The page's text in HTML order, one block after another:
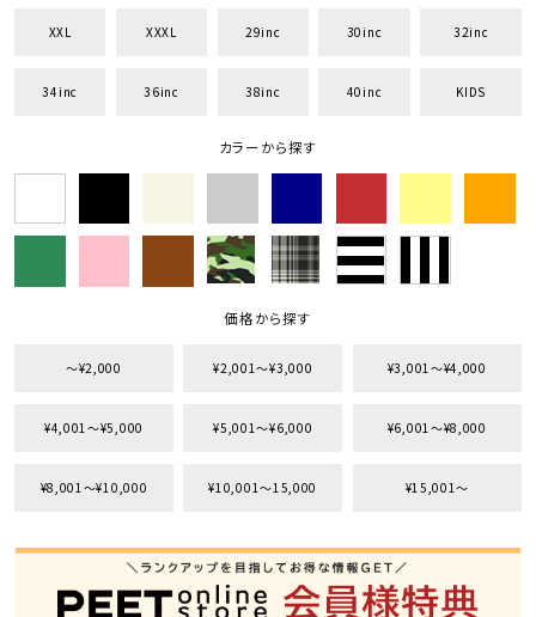
XXL XXXL 29inc 30inc 32inc
34inc 36inc 38inc 40inc KIDS
カラーから探す
価格から探す
〜¥2,000 ¥2,001〜¥3,000 ¥3,001〜¥4,000
¥4,001〜¥5,000 ¥5,001〜¥6,000 ¥6,001〜¥8,000
¥8,001〜¥10,000 ¥10,001〜15,000 ¥15,001〜